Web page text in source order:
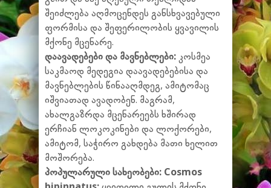
შეიძლება აღმოცენდეს განსხვავებული
ფორმისა და შეფერილობის ყვავილის
მქონე მცენარე.
დაავადებები და მავნებლები: კოსმეა
საკმაოდ მედეგია დაავადებებისა და
მავნებლების წინააღმდეგ, ამიტომაც
იშვიათად ავადობენ. მაგრამ,
ახალგაზრდა მცენარეებს ხშირად
ერჩიან ლოკოკინები და ლოქორები,
ამიტომ, საჭირო გახდება მათი ხელით
მოშორება.
პოპულარული სახეობები: Cosmos